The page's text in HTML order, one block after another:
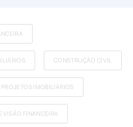
CONSTRUÇÃO CIVIL
PROJETOS IMOBILIÁRIOS
FINANCEIRA